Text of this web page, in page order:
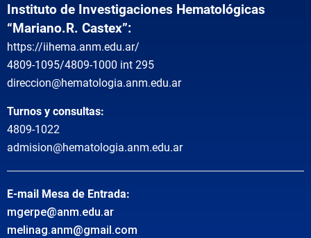
Instituto de Investigaciones Hematológicas
“Mariano.R. Castex”:
https://iihema.anm.edu.ar/
4809-1095/4809-1000 int 295
direccion@hematologia.anm.edu.ar
Turnos y consultas:
4809-1022
admision@hematologia.anm.edu.ar
E-mail Mesa de Entrada:
mgerpe@anm.edu.ar
melinag.anm@gmail.com